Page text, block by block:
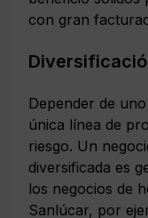
con gran
Depender de
única línea de
riesgo. Un
diversificada es
los negocios de
Sanlúcar, por